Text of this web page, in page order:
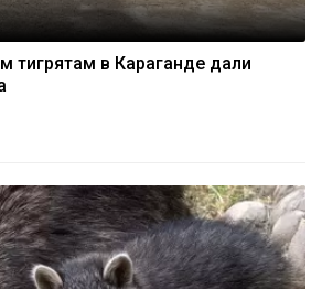
в Караганде дали